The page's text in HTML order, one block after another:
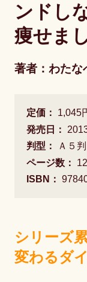
ンドし
痩せま
著者：わた
定価：
1,045
発売日：
判型：
Ａ５判
ページ数：
ISBN：
シリーズ
変わるダ